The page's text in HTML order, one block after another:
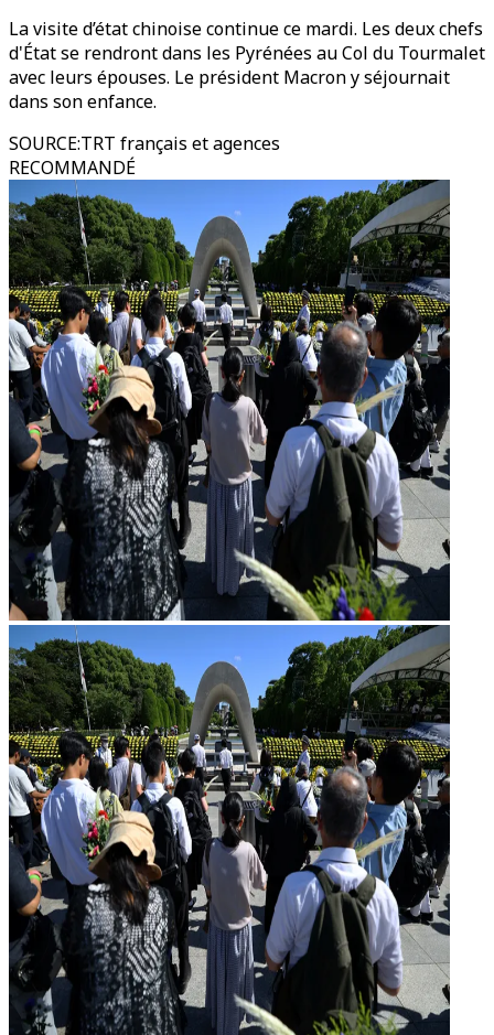
La visite d’état chinoise continue ce mardi. Les deux chefs
d'État se rendront dans les Pyrénées au Col du Tourmalet
avec leurs épouses. Le président Macron y séjournait
dans son enfance.
SOURCE:TRT français et agences
RECOMMANDÉ